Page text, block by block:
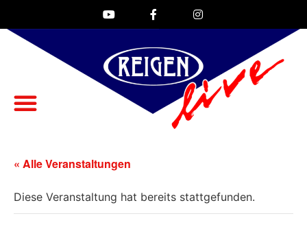
« Alle Veranstaltungen
Diese Veranstaltung hat bereits stattgefunden.